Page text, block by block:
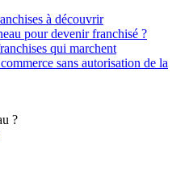
à découvrir
pour devenir franchisé ?
qui marchent
sans autorisation de la
?